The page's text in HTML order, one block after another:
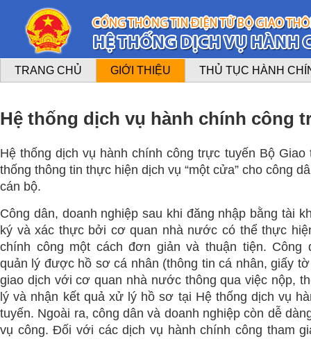
TRANG CHỦ GIỚI THIỆU THỦ TỤC HÀNH
Hệ thống dịch vụ hành chính công
Hệ thống dịch vụ hành chính công trực tuyến Bộ Giao
thống thông tin thực hiện dịch vụ “một cửa” cho công
cán bộ.
Công dân, doanh nghiệp sau khi đăng nhập bằng tài
ký và xác thực bởi cơ quan nhà nước có thể thực
chính công một cách đơn giản và thuận tiện. Công
quản lý được hồ sơ cá nhân (thông tin cá nhân, giấy
giao dịch với cơ quan nhà nước thông qua việc nộp,
lý và nhận kết quả xử lý hồ sơ tại Hệ thống dịch vụ
tuyến. Ngoài ra, công dân và doanh nghiệp còn dễ
vụ công. Đối với các dịch vụ hành chính công tham